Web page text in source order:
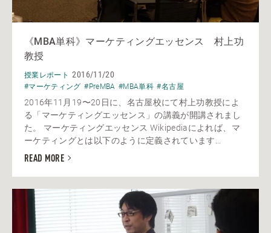
《MBA単科》マーケティングエッセンス 村上功
教授
授業レポート 2016/11/20
#マーケティング #PreMBA #MBA単科 #名古屋
2016年11月19〜20日に、名古屋校にて村上功教授によ
る「マーケティングエッセンス」の講義が開講されまし
た。 マーケティングエッセンス Wikipediaによれば、マ
ーケティングとは以下のように定義されています...
READ MORE